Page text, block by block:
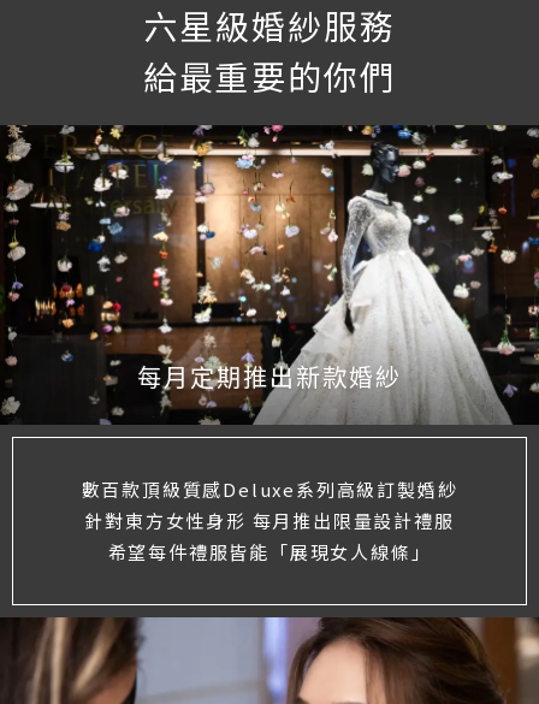
六星級婚紗服務
給最重要的你們
每月定期推出新款婚紗
數百款頂級質感Deluxe系列高級訂製婚紗
針對東方女性身形 每月推出限量設計禮服
希望每件禮服皆能「展現女人線條」